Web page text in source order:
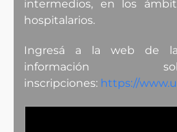
intermedios, en los
hospitalarios.
Ingresá a la web de
información
inscripciones: https://